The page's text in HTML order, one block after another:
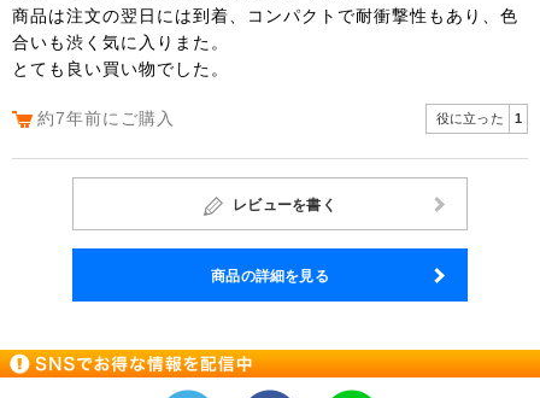
商品は注文の翌日には到着、コンパクトで耐衝撃性もあり、色
合いも渋く気に入りまた。
とても良い買い物でした。
約7年前にご購入 役に立った 1
レビューを書く
商品の詳細を見る